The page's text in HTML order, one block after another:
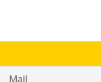
Mail